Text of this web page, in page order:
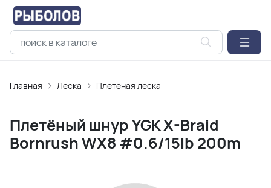
Главная Леска Плетёная леска
Плетёный шнур YGK X-Braid
Bornrush WX8 #0.6/15lb 200m